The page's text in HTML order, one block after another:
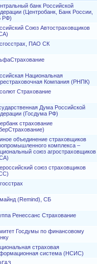
банк Российской
(Центробанк, Банк России,
РФ)
Союз Автостраховщиков
ПАО СК
Национальная
Компания (РНПК)
Страхование
Дума Российской
(Госдума РФ)
страхование
объединение страховщиков
комплекса –
союз агростраховщиков
союз страховщиков
(Remind), СБ
Ренессанс Страхование
Госдумы по финансовому
страховая
система (НСИС)